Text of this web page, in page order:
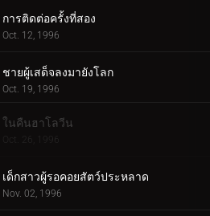
การติดต่อครั้งที่สอง
Oct. 12, 1996
ชายผู้เสด็จลงมายังโลก
Oct. 19, 1996
ในคืนฮาโลวีน
Oct. 26, 1996
เด็กสาวผู้รอคอยสัตว์ประหลาด
Nov. 02, 1996